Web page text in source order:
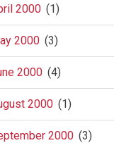
2000 (1)
2000 (3)
2000 (4)
2000 (1)
2000 (3)